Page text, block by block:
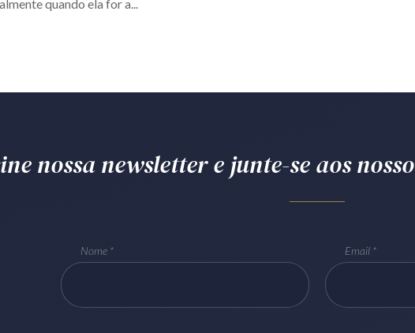
quando ela for a...
nossa newsletter e junte-se aos
Nome Email